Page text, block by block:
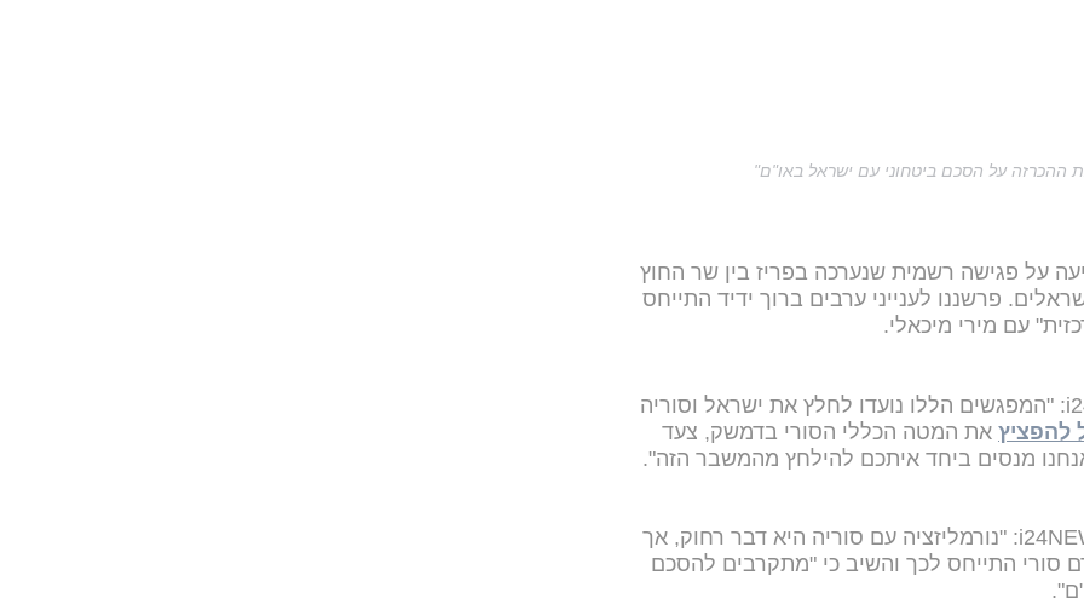
ההכרזה על הסכם ביטחוני עם ישראל באו"ם"
על פגישה רשמית שנערכה בפריז בין שר החוץ
פרשננו לענייני ערבים ברוך ידיד התייחס
עם מירי מיכאלי.
הוא ציין כי גורם סורי אמר ל-i24NEWS: "המפגשים הללו נועדו לחלץ את ישראל וסוריה
להפציץ את המטה הכללי הסורי בדמשק, צעד
מנסים ביחד איתכם להילחץ מהמשבר הזה".
במקביל, גורמים בישראל אמרו ל-i24NEWS: "נורמליזציה עם סוריה היא דבר רחוק, אך
סורי התייחס לכך והשיב כי "מתקרבים להסכם